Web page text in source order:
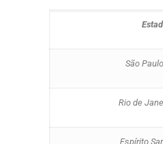
São
Rio de
Espírito